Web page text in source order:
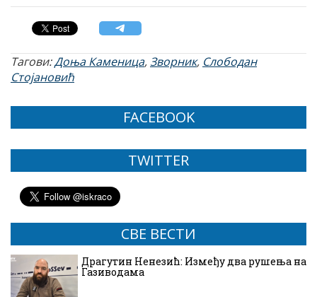
Тагови:Доња Каменица,Зворник, Слободан
Стојановић
FACEBOOK
TWITTER
СВЕ ВЕСТИ
Драгутин Ненезић: Између два рушења на
Газиводама